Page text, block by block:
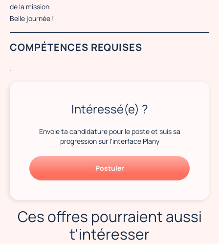
de la mission.
Belle journée !
COMPÉTENCES REQUISES
.
Intéressé(e) ?
Envoie ta candidature pour le poste et suis sa
progression sur l'interface Plany
Postuler
Ces offres pourraient aussi
t'intéresser